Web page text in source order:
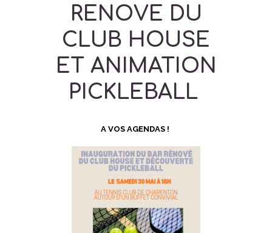
RENOVE DU
CLUB HOUSE
ET ANIMATION
PICKLEBALL
A VOS AGENDAS !